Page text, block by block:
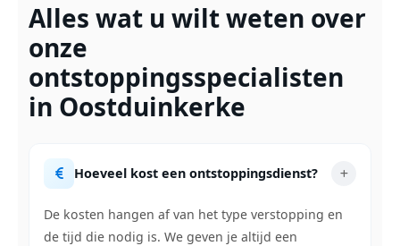
Alles wat u wilt weten over
onze
ontstoppingsspecialisten
in Oostduinkerke
Hoeveel kost een ontstoppingsdienst?
De kosten hangen af van het type verstopping en
de tijd die nodig is. We geven je altijd een